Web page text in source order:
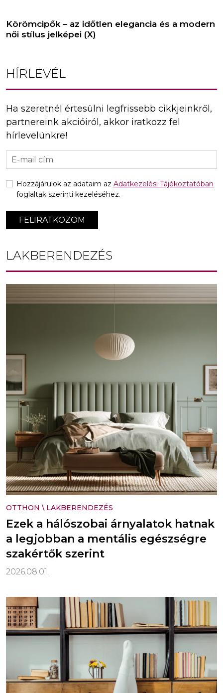
Körömcipők – az időtlen elegancia és a modern
női stílus jelképei (X)
HÍRLEVÉL
Ha szeretnél értesülni legfrissebb cikkjeinkről,
partnereink akcióiról, akkor iratkozz fel
hírlevelünkre!
FELIRATKOZOM
Hozzájárulok az adataim az Adatkezelési Tájékoztatóban
foglaltak szerinti kezeléséhez.
LAKBERENDEZÉS
OTTHON \ LAKBERENDEZÉS
Ezek a hálószobai árnyalatok hatnak
a legjobban a mentális egészségre
szakértők szerint
2026.08.01.